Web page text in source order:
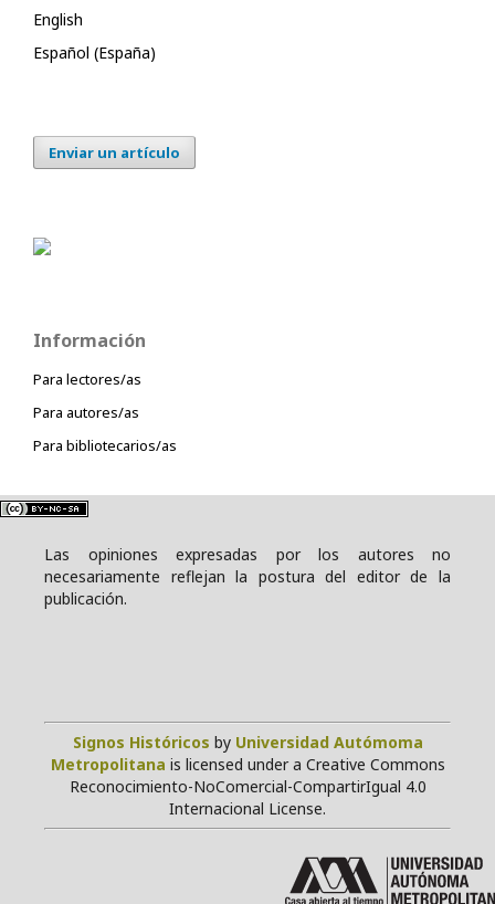
English
Español (España)
Enviar un artículo
Información
Para lectores/as
Para autores/as
Para bibliotecarios/as
Las opiniones expresadas por los autores no
necesariamente reflejan la postura del editor de la
publicación.
Signos Históricos by Universidad Autómoma
Metropolitana is licensed under a Creative Commons
Reconocimiento-NoComercial-CompartirIgual 4.0
Internacional License.